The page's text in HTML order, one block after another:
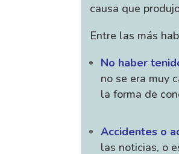
causa que
Entre las más
No haber
no se era muy
la forma de
Accidentes o
las noticias, o